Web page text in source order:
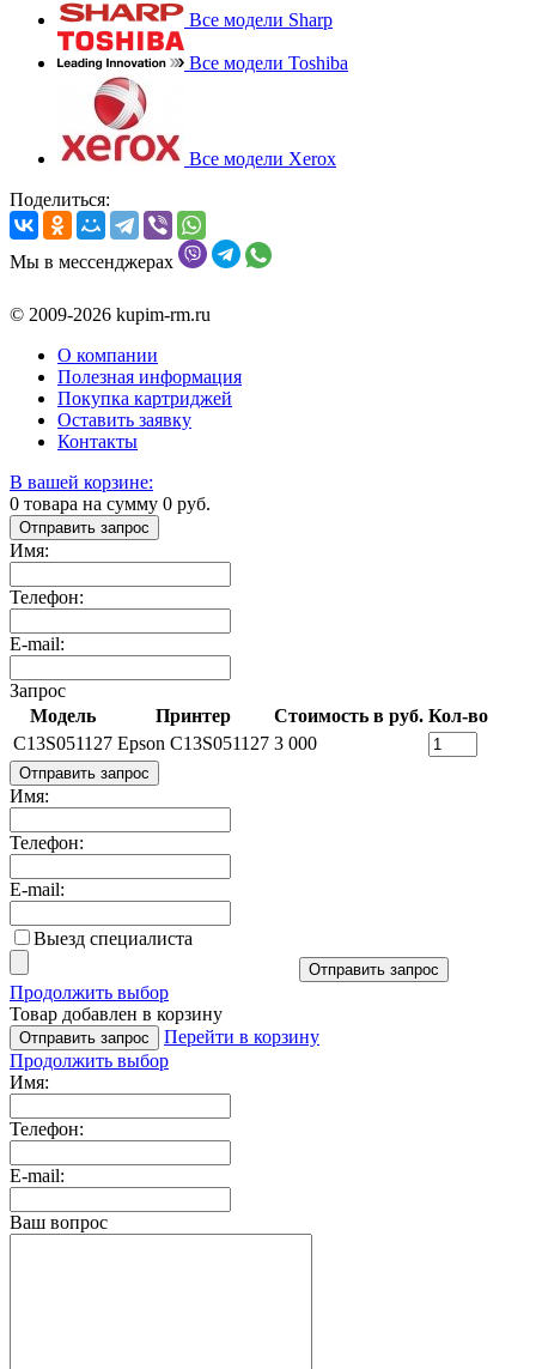
Все модели Sharp
Все модели Toshiba
Все модели Xerox
Поделиться:
Мы в мессенджерах
© 2009-2026 kupim-rm.ru
О компании
Полезная информация
Покупка картриджей
Оставить заявку
Контакты
В вашей корзине:
0 товара на сумму 0 руб.
Отправить запрос
Имя:
Телефон:
E-mail:
Запрос
Модель
Принтер Стоимость в руб. Кол-во
C13S051127 Epson C13S051127 3 000
Отправить запрос
Имя:
Телефон:
E-mail:
Выезд специалиста
Отправить запрос
Продолжить выбор
Товар добавлен в корзину
Отправить запрос
Перейти в корзину
Продолжить выбор
Имя:
Телефон:
E-mail:
Ваш вопрос